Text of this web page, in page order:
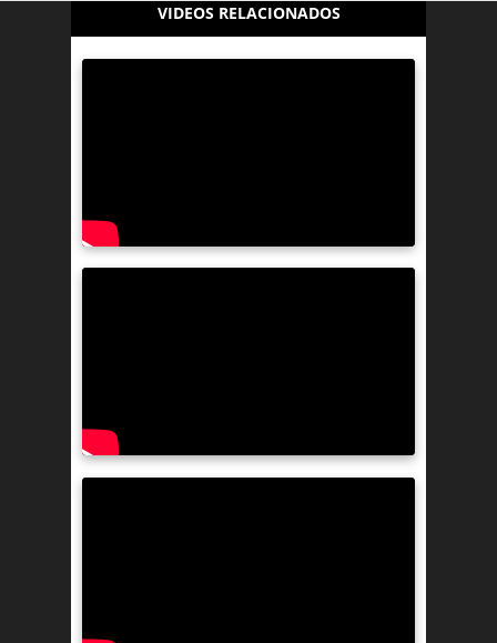
VIDEOS RELACIONADOS